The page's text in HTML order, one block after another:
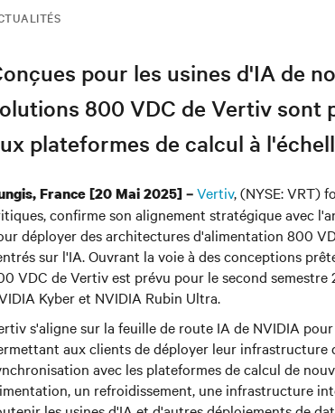
pour les usines d'IA de
800 VDC de Vertiv sont
plateformes de calcul à
France [20 Mai 2025] –Vertiv, (NYSE: VRT)
confirme son alignement stratégique avec
déployer des architectures d'alimentation 800
sur l'IA. Ouvrant la voie à des conceptions
VDC de Vertiv est prévu pour le second
Kyber et NVIDIA Rubin Ultra.
s'aligne sur la feuille de route IA de NVIDIA
aux clients de déployer leur
avec les plateformes de calcul de
un refroidissement, une infrastructure